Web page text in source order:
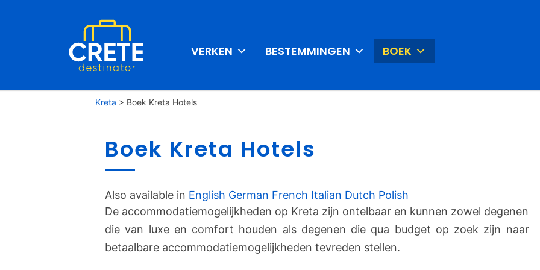
VERKEN BESTEMMINGEN BOEK
Kreta > Boek Kreta Hotels
K
r
t
a
Boek Kreta Hotels
Also available in English German French Italian Dutch Polish
De accommodatiemogelijkheden op Kreta zijn ontelbaar en kunnen zowel degenen
die van luxe en comfort houden als degenen die qua budget op zoek zijn naar
betaalbare accommodatiemogelijkheden tevreden stellen.